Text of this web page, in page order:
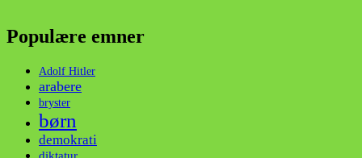
Populære emner
Adolf Hitler
arabere
bryster
børn
demokrati